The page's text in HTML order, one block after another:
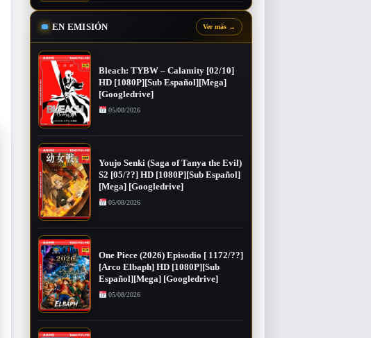
EN EMISIÓN Ver más →
Bleach: TYBW – Calamity [02/10]
HD [1080P][Sub Español][Mega]
[Googledrive]
05/08/2026
Youjo Senki (Saga of Tanya the Evil)
S2 [05/??] HD [1080P][Sub Español]
[Mega] [Googledrive]
05/08/2026
One Piece (2026) Episodio [ 1172/??]
[Arco Elbaph] HD [1080P][Sub
Español][Mega] [Googledrive]
05/08/2026